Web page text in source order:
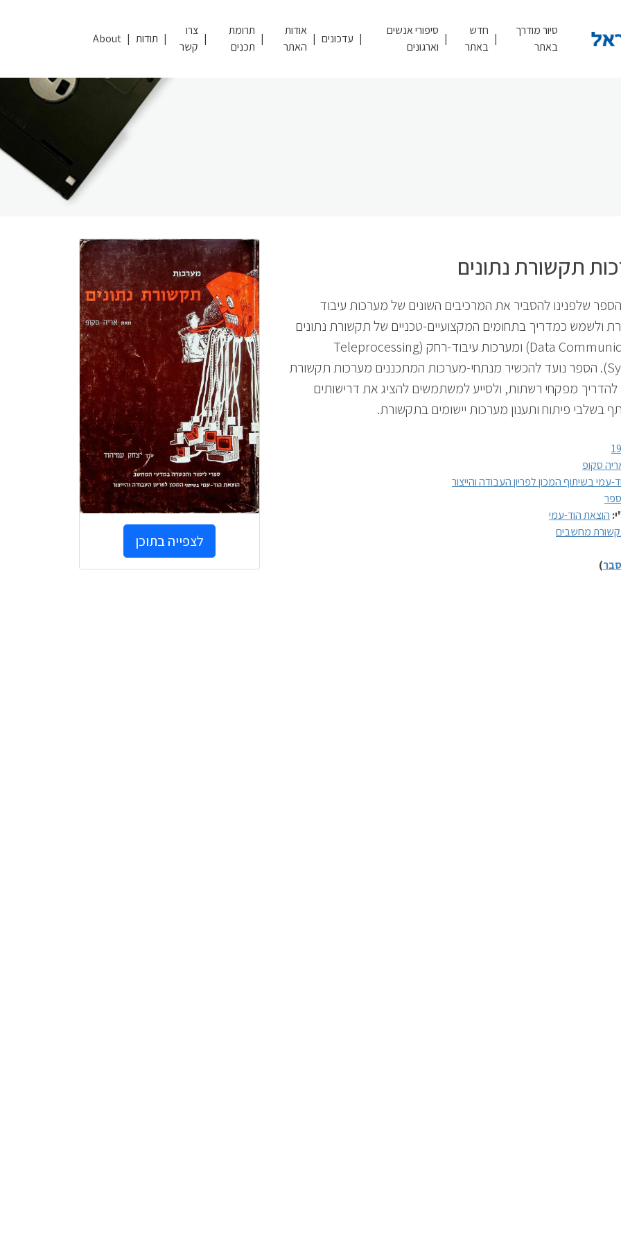
סיור מודרך
באתר
חדש
באתר
סיפורי אנשים
וארגונים
עדכונים
אודות
האתר
תרומת
תכנים
צרו
קשר
תודות About
תקשורת נתונים
שלפנינו להסביר את המרכיבים השונים של מערכות עיבוד
ולשמש כמדריך בתחומים המקצועיים-טכניים של תקשורת נתונים
(Data Communication) ומערכות עיבוד-רחק (Teleprocessing
Systems). הספר נועד להכשיר מנתחי-מערכות המתכננים מערכות תקשורת
להדריך מפקחי רשתות, ולסייע למשתמשים להציג את דרישותים
בשלבי פיתוח ותענון מערכות יישומים בתקשורת.
סקופ
עמי בשיתוף המכון לפריון העבודה והייצור
ספר
הוצאת הוד-עמי
מחשבים
)
לצפייה בתוכן